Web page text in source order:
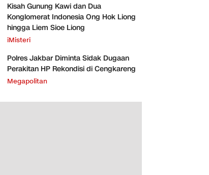
Kisah Gunung Kawi dan Dua
Konglomerat Indonesia Ong Hok Liong
hingga Liem Sioe Liong
iMisteri
Polres Jakbar Diminta Sidak Dugaan
Perakitan HP Rekondisi di Cengkareng
Megapolitan